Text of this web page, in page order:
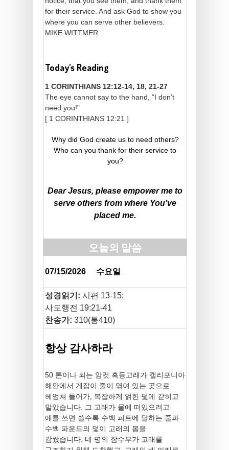
for their service. And ask God to show you
where you can serve other believers.
MIKE WITTMER
Today's Reading
1 CORINTHIANS 12:12-14, 18, 21-27
The eye cannot say to the hand, “I don’t
need you!”
[ 1 CORINTHIANS 12:21 ]
Why did God create us to need others?
Who can you thank for their service to
you?
Dear Jesus, please empower me to
serve others from where You’ve
placed me.
오늘의 말씀
07/15/2026수요일
성경읽기: 시편 13-15;
사도행전 19:21-41
찬송가: 310(통410)
항상 감사하라
50 톤이나 되는 암컷 혹등고래가 캘리포니아
해안에서 게잡이 줄이 엮여 있는 곳으로
헤엄쳐 들어가, 복잡하게 얽힌 덫에 갇히고
말았습니다. 그 고래가 물에 떠있으려고
애를 쓰면 쓸수록 수백 피트에 달하는 줄과
수백 파운드의 덫이 고래의 몸을
감쌌습니다. 네 명의 잠수부가 고래를